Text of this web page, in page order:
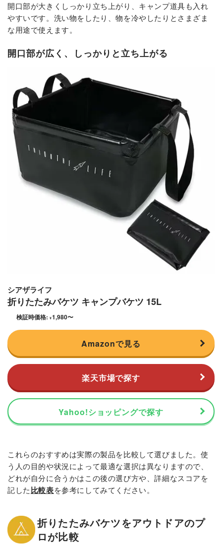
開口部が大きくしっかり立ち上がり、キャンプ道具も入れ
やすいです。洗い物をしたり、物を冷やしたりとさまざま
な用途で使えます。
開口部が広く、しっかりと立ち上がる
シアザライフ
折りたたみバケツ キャンプバケツ 15L
検証時価格: ¥1,980〜
Amazonで見る
楽天市場で探す
Yahoo!ショッピングで探す
これらのおすすめは実際の製品を比較して選びました。使
う人の目的や状況によって最適な選択は異なりますので、
どれが自分に合うかはこの後の選び方や、詳細なスコアを
記した比較表を参考にしてみてください。
折りたたみバケツをアウトドアのプ
ロが比較